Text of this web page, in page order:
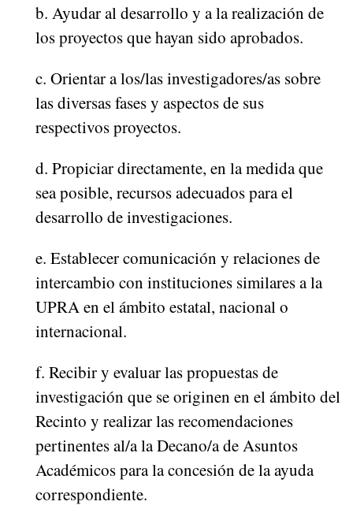
b. Ayudar al desarrollo y a la realización de
los proyectos que hayan sido aprobados.
c. Orientar a los/las investigadores/as sobre
las diversas fases y aspectos de sus
respectivos proyectos.
d. Propiciar directamente, en la medida que
sea posible, recursos adecuados para el
desarrollo de investigaciones.
e. Establecer comunicación y relaciones de
intercambio con instituciones similares a la
UPRA en el ámbito estatal, nacional o
internacional.
f. Recibir y evaluar las propuestas de
investigación que se originen en el ámbito del
Recinto y realizar las recomendaciones
pertinentes al/a la Decano/a de Asuntos
Académicos para la concesión de la ayuda
correspondiente.